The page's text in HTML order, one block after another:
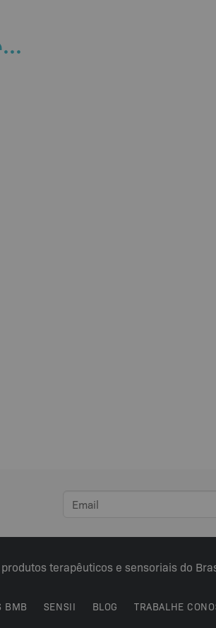
terapêuticos e sensoriais do
BMB SENSII BLOG TRABALHE